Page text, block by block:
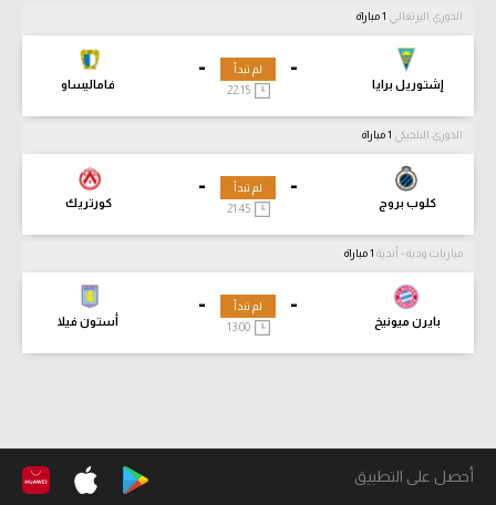
الدوري البرتغالي
-
إشتوريل برايا
-
فاماليساو
لم تبدأ
22:15
الدوري البلجيكي
-
كلوب بروج
-
كورتريك
لم تبدأ
21:45
مباريات ودية - أندية
-
بايرن ميونيخ
-
أستون فيلا
لم تبدأ
13:00
أحصل على التطبيق